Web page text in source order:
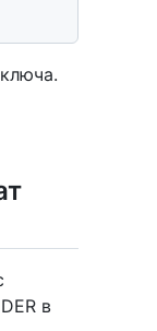
в